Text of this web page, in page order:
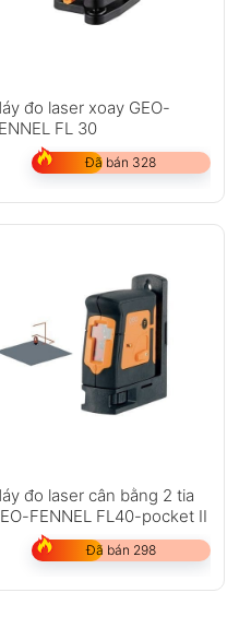
đo laser xoay GEO-
FL 30
Đã bán 328
đo laser cân bằng 2 tia
FENNEL FL40-pocket II
Đã bán 298